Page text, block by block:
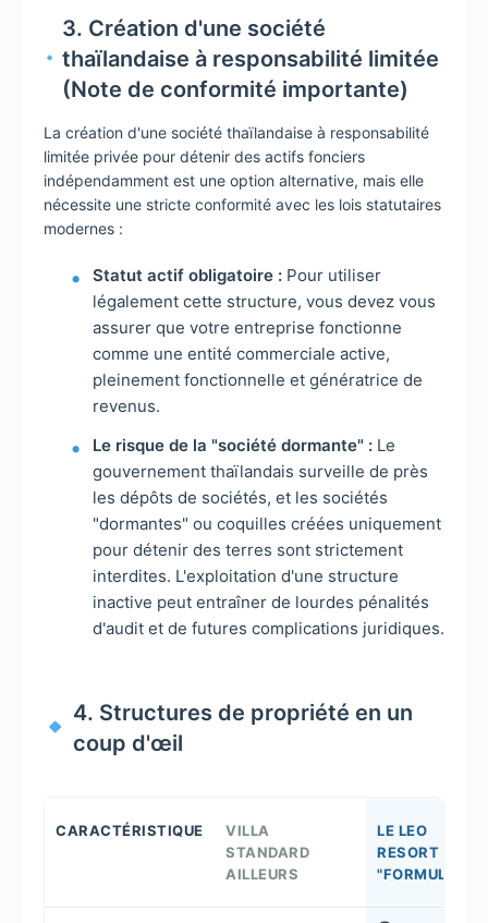
3. Création d'une société
thaïlandaise à responsabilité limitée
(Note de conformité importante)
La création d'une société thaïlandaise à responsabilité
limitée privée pour détenir des actifs fonciers
indépendamment est une option alternative, mais elle
nécessite une stricte conformité avec les lois statutaires
modernes :
Statut actif obligatoire : Pour utiliser
légalement cette structure, vous devez vous
assurer que votre entreprise fonctionne
comme une entité commerciale active,
pleinement fonctionnelle et génératrice de
revenus.
Le risque de la "société dormante" : Le
gouvernement thaïlandais surveille de près
les dépôts de sociétés, et les sociétés
"dormantes" ou coquilles créées uniquement
pour détenir des terres sont strictement
interdites. L'exploitation d'une structure
inactive peut entraîner de lourdes pénalités
d'audit et de futures complications juridiques.
4. Structures de propriété en un
coup d'œil
CARACTÉRISTIQUE
VILLA
STANDARD
AILLEURS
LE LEO
RESORT
"FORMULE"